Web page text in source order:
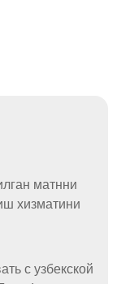
матнни
хизматини
с узбекской